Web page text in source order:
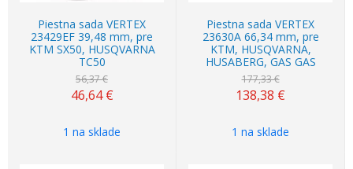
Piestna sada VERTEX
23429EF 39,48 mm, pre
KTM SX50, HUSQVARNA
TC50
56,37 €
46,64 €
1 na sklade
Piestna sada VERTEX
23630A 66,34 mm, pre
KTM, HUSQVARNA,
HUSABERG, GAS GAS
177,33 €
138,38 €
1 na sklade